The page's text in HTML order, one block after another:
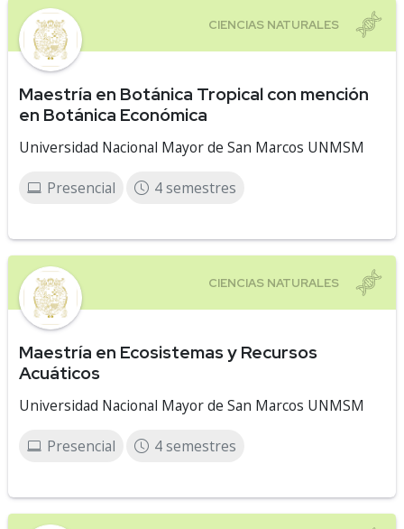
Maestría en Botánica Tropical con mención
en Botánica Económica
Universidad Nacional Mayor de San Marcos UNMSM
Presencial 4 semestres
Maestría en Ecosistemas y Recursos
Acuáticos
Universidad Nacional Mayor de San Marcos UNMSM
Presencial 4 semestres